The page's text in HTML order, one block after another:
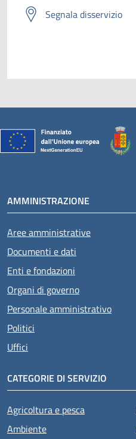
Segnala disservizio
AMMINISTRAZIONE
Aree amministrative
Documenti e dati
Enti e fondazioni
Organi di governo
Personale amministrativo
Politici
Uffici
CATEGORIE DI SERVIZIO
Agricoltura e pesca
Ambiente